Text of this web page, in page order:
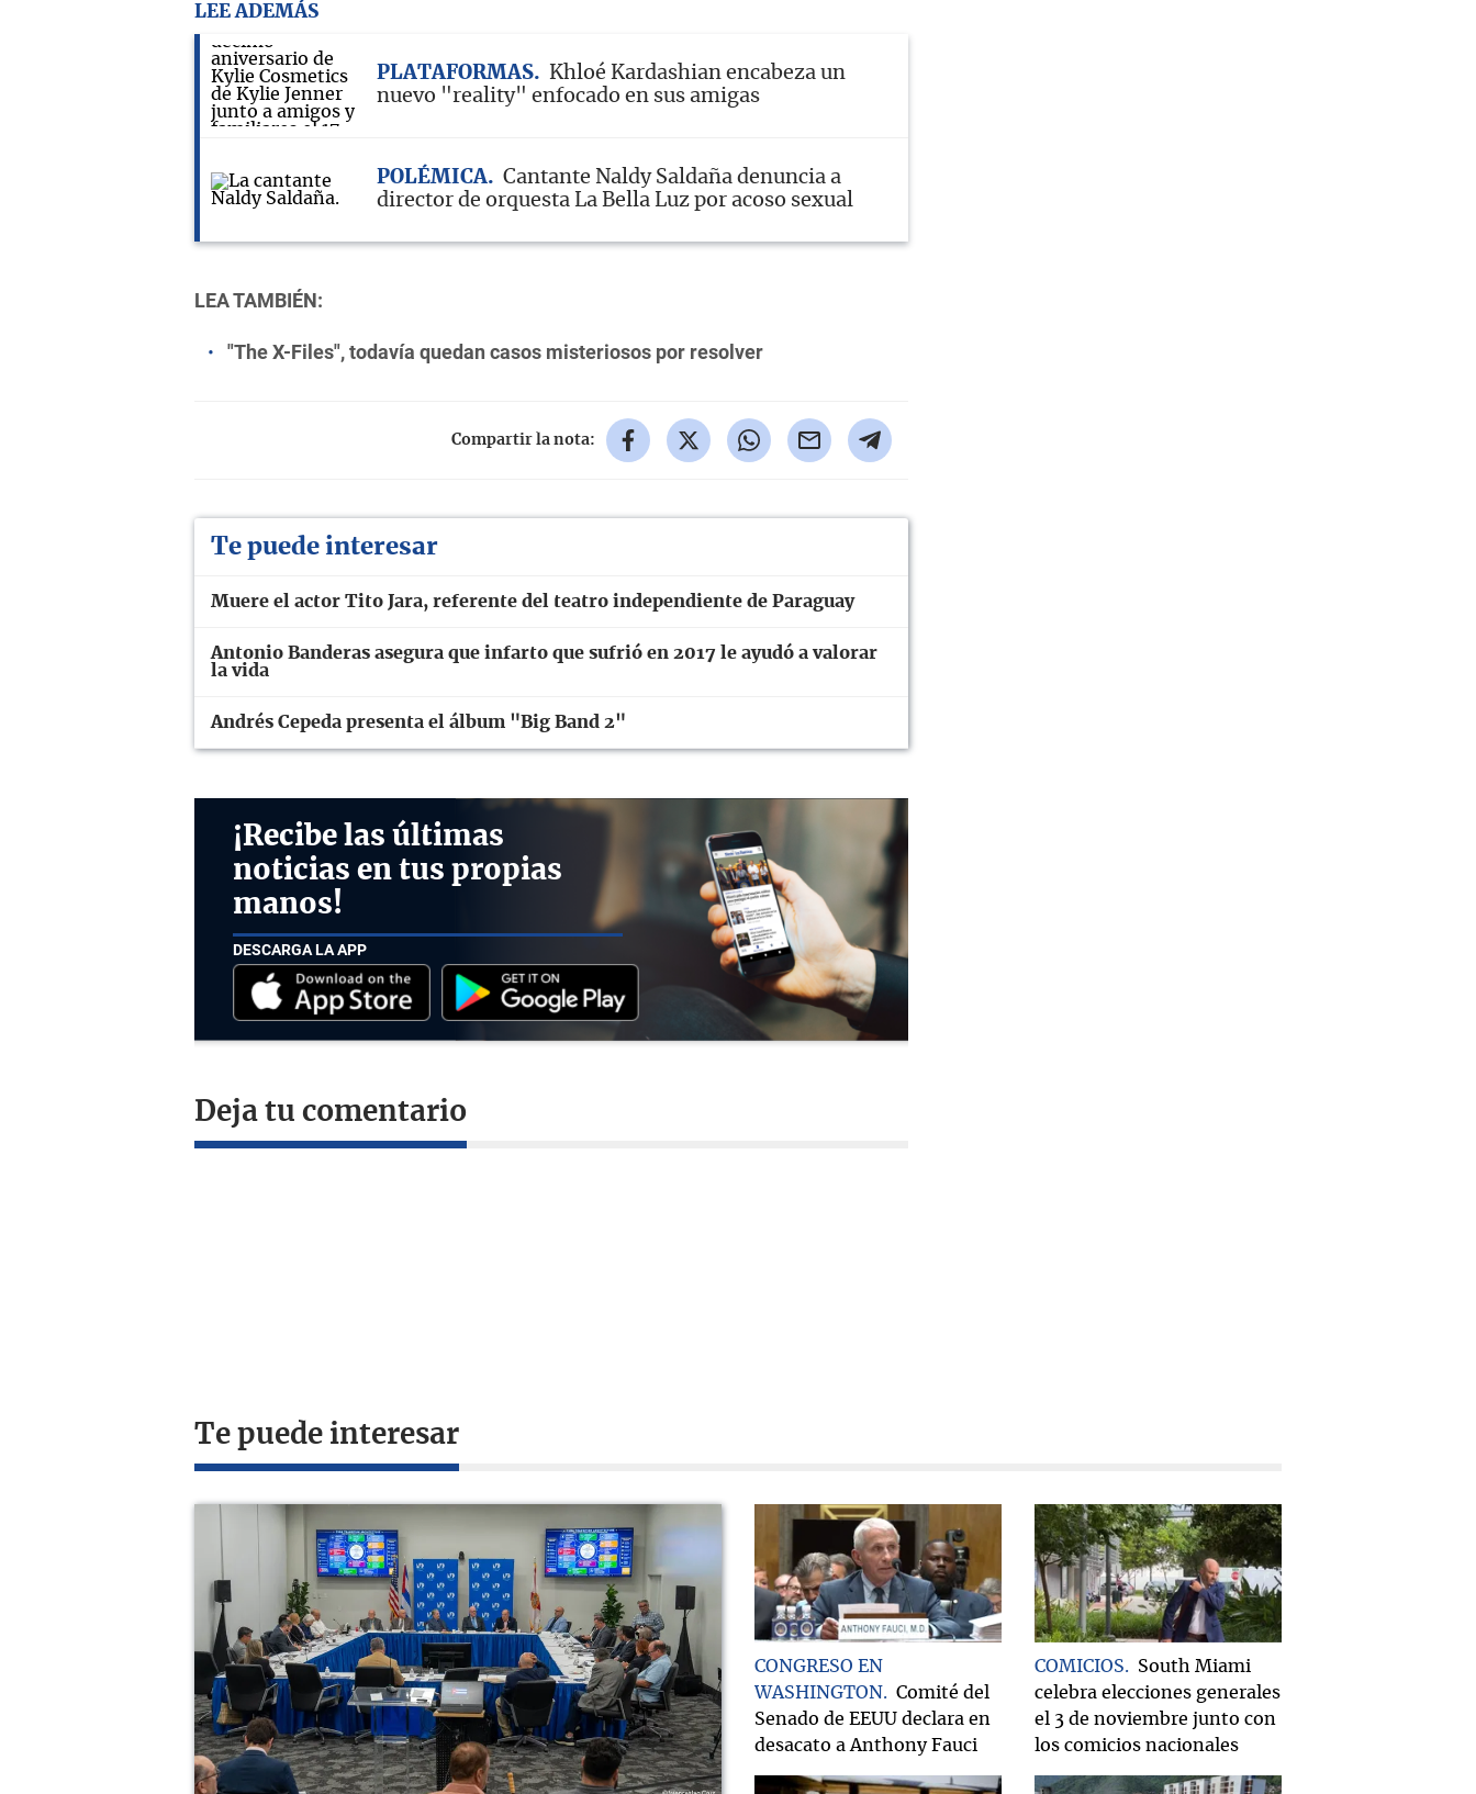
LEE ADEMÁS
PLATAFORMAS
Khloé Kardashian encabeza un
nuevo "reality" enfocado en sus amigas
POLÉMICA
Cantante Naldy Saldaña denuncia a
director de orquesta La Bella Luz por acoso sexual
LEA TAMBIÉN:
"The X-Files", todavía quedan casos misteriosos por resolver
Compartir la nota:
Te puede interesar
Muere el actor Tito Jara, referente del teatro independiente de Paraguay
Antonio Banderas asegura que infarto que sufrió en 2017 le ayudó a valorar
la vida
Andrés Cepeda presenta el álbum "Big Band 2"
¡Recibe las últimas
noticias en tus propias
manos!
DESCARGA LA APP
Deja tu comentario
Te puede interesar
CONGRESO EN
WASHINGTON
Comité del
Senado de EEUU declara en
desacato a Anthony Fauci
COMICIOS
South Miami
celebra elecciones generales
el 3 de noviembre junto con
los comicios nacionales